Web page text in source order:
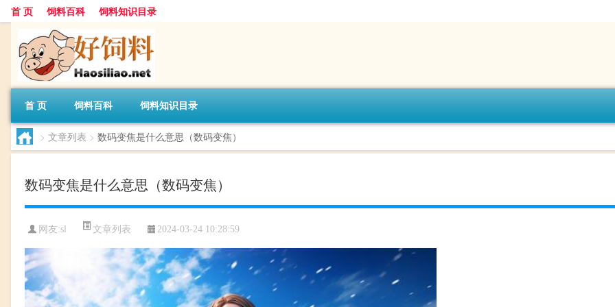
首 页 饲料百科 饲料知识目录
首 页 饲料百科 饲料知识目录
> 文章列表 > 数码变焦是什么意思（数码变焦）
数码变焦是什么意思（数码变焦）
网友:sl 文章列表 2024-03-24 10:28:59